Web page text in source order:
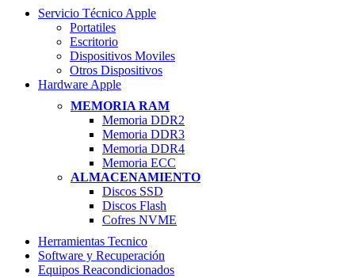
Servicio Técnico Apple
Portatiles
Escritorio
Dispositivos Moviles
Otros Dispositivos
Hardware Apple
MEMORIA RAM
Memoria DDR2
Memoria DDR3
Memoria DDR4
Memoria ECC
ALMACENAMIENTO
Discos SSD
Discos Flash
Cofres NVME
Herramientas Tecnico
Software y Recuperación
Equipos Reacondicionados